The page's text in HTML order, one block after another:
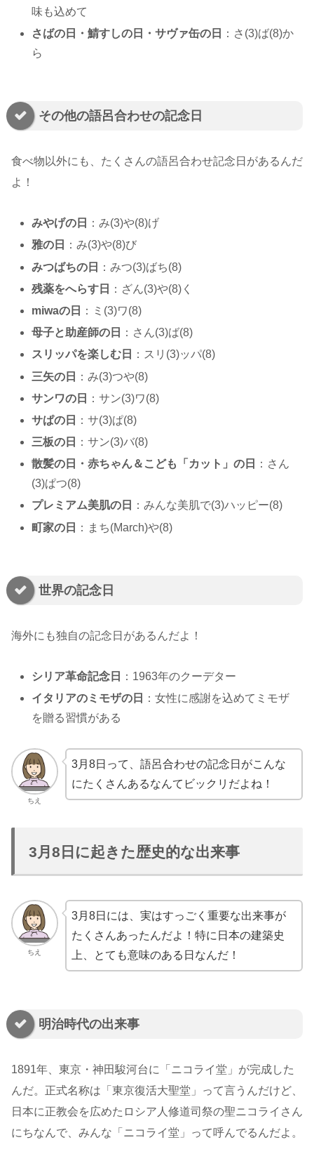
味も込めて
さばの日・鯖すしの日・サヴァ缶の日
：さ(3)ば(8)か
ら
その他の語呂合わせの記念日
食べ物以外にも、たくさんの語呂合わせ記念日があるんだ
よ！
みやげの日
：み(3)や(8)げ
雅の日
：み(3)や(8)び
みつばちの日
：みつ(3)ばち(8)
残薬をへらす日
：ざん(3)や(8)く
miwaの日
：ミ(3)ワ(8)
母子と助産師の日
：さん(3)ば(8)
スリッパを楽しむ日
：スリ(3)ッパ(8)
三矢の日
：み(3)つや(8)
サンワの日
：サン(3)ワ(8)
サぱの日
：サ(3)ぱ(8)
三板の日
：サン(3)バ(8)
散髪の日・赤ちゃん＆こども「カット」の日
：さん
(3)ぱつ(8)
プレミアム美肌の日
：みんな美肌で(3)ハッピー(8)
町家の日
：まち(March)や(8)
世界の記念日
海外にも独自の記念日があるんだよ！
シリア革命記念日
：1963年のクーデター
イタリアのミモザの日
：女性に感謝を込めてミモザ
を贈る習慣がある
ちえ
3月8日って、語呂合わせの記念日がこんな
にたくさんあるなんてビックリだよね！
3月8日に起きた歴史的な出来事
ちえ
3月8日には、実はすっごく重要な出来事が
たくさんあったんだよ！特に日本の建築史
上、とても意味のある日なんだ！
明治時代の出来事
1891年、東京・神田駿河台に「ニコライ堂」が完成した
んだ。正式名称は「東京復活大聖堂」って言うんだけど、
日本に正教会を広めたロシア人修道司祭の聖ニコライさん
にちなんで、みんな「ニコライ堂」って呼んでるんだよ。